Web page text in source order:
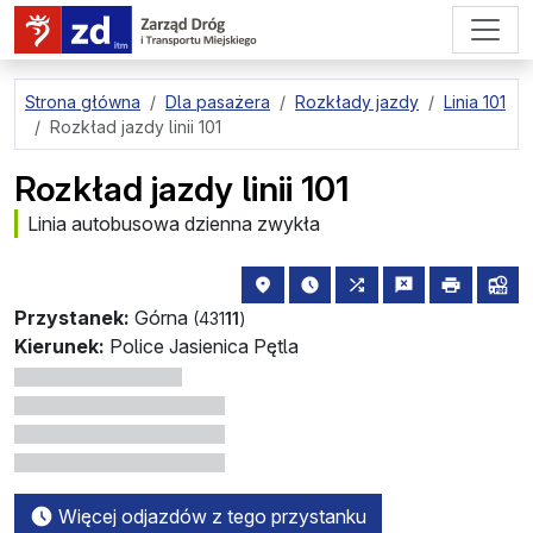
przejdź do treści strony
Strona główna Dla pasażera Rozkłady jazdy
Linia 101
Rozkład jazdy linii 101
Rozkład jazdy linii 101
Linia autobusowa dzienna zwykła
Przystanek: Górna (43111)
lokalizacja przystanku na mapie
najbliższe odjazdy z tego
wszystkie linie
zgłośdrukuj
Kierunek: Police Jasienica Pętla
Więcej odjazdów z tego przystanku